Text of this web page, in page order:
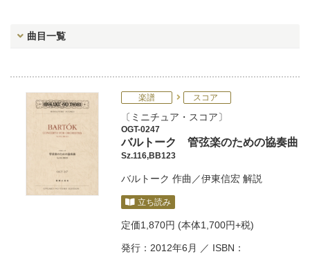
曲目一覧
楽譜 スコア
ミニチュア・スコア
OGT-0247
バルトーク 管弦楽のための協奏曲
Sz.116,BB123
バルトーク 作曲／伊東信宏 解説
立ち読み
定価1,870円 (本体1,700円+税)
発行：2012年6月 ／ ISBN：